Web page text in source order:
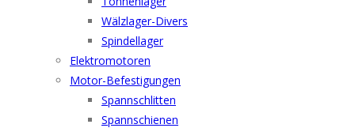
Wälzlager-Divers
Spindellager
Elektromotoren
Motor-Befestigungen
Spannschlitten
Spannschienen